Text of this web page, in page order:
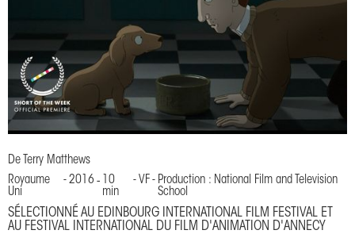
De Terry Matthews
Royaume
Uni
- 2016 -
10
min
- VF - Production : National Film and Television
School
SÉLECTIONNÉ AU EDINBOURG INTERNATIONAL FILM FESTIVAL ET
AU FESTIVAL INTERNATIONAL DU FILM D'ANIMATION D'ANNECY